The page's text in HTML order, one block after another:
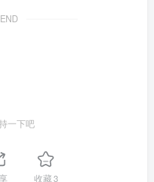
一下吧
收藏3